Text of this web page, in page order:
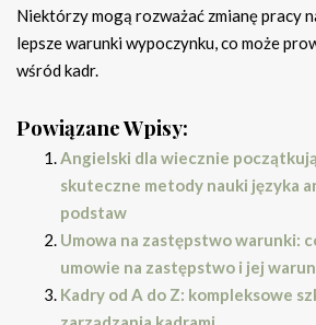
Niektórzy mogą rozważać zmianę pracy
lepsze warunki wypoczynku, co może
wśród kadr.
Powiązane Wpisy:
Angielski dla wiecznie
skuteczne metody nauki języka
podstaw
Umowa na zastępstwo warunki:
umowie na zastępstwo i jej
Kadry od A do Z: kompleksowe